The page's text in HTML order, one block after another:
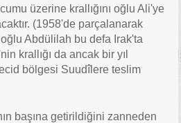
üzerine krallığını oğlu Ali'ye
(1958'de parçalanarak
Abdülilah bu defa Irak'ta
krallığı da ancak bir yıl
bölgesi Suudîlere teslim
başına getirildiğini zanneden